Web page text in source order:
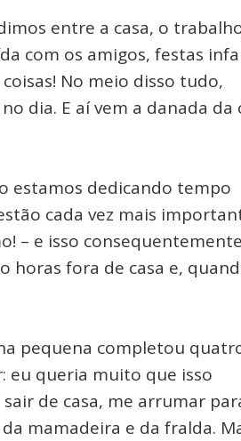
entre a casa, o
com os amigos, festas
No meio disso tudo,
dia. E aí vem a danada da
estamos dedicando tempo
cada vez mais
– e isso
horas fora de casa e,
pequena completou
eu queria muito que isso
de casa, me arrumar
mamadeira e da fralda.